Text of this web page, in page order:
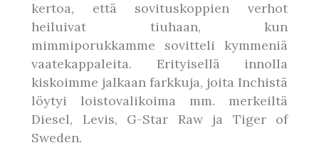
kertoa, että sovituskoppien verhot
heiluivat tiuhaan, kun
mimmiporukkamme sovitteli kymmeniä
vaatekappaleita. Erityisellä innolla
kiskoimme jalkaan farkkuja, joita Inchistä
löytyi loistovalikoima mm. merkeiltä
Diesel, Levis, G-Star Raw ja Tiger of
Sweden.